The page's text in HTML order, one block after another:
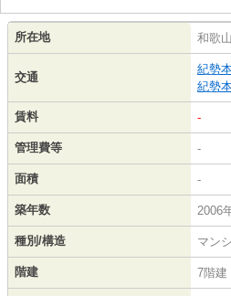
所在地 和歌
交通
紀勢
紀勢
賃料 -
管理費等 -
面積 -
築年数 2006
種別/構造 マン
階建 7階建